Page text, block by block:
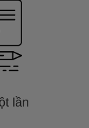
lần